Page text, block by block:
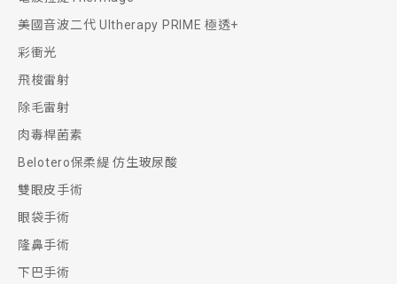
美國音波二代 Ultherapy PRIME 極透+
彩衝光
飛梭雷射
除毛雷射
肉毒桿菌素
Belotero保柔緹 仿生玻尿酸
雙眼皮手術
眼袋手術
隆鼻手術
下巴手術